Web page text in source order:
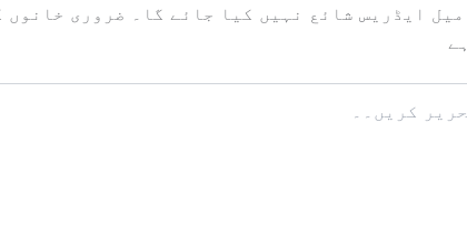
ایڈریس شائع نہیں کیا جائے گا۔ ضروری خانوں